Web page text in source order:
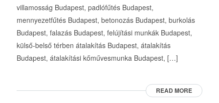
villamosság Budapest, padlófűtés Budapest,
mennyezetfűtés Budapest, betonozás Budapest, burkolás
Budapest, falazás Budapest, felújítási munkák Budapest,
külső-belső térben átalakítás Budapest, átalakítás
Budapest, átalakítási kőművesmunka Budapest, […]
READ MORE